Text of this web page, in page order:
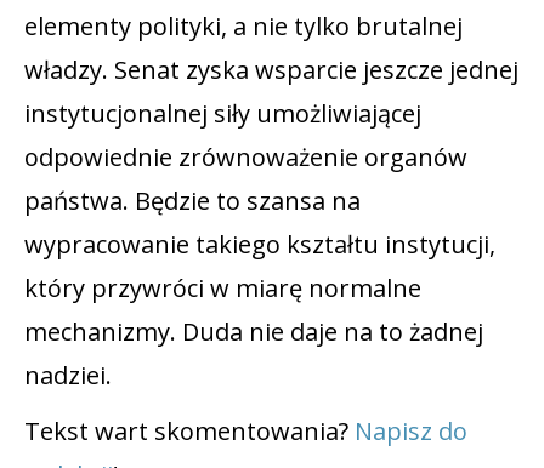
elementy polityki, a nie tylko brutalnej
władzy. Senat zyska wsparcie jeszcze jednej
instytucjonalnej siły umożliwiającej
odpowiednie zrównoważenie organów
państwa. Będzie to szansa na
wypracowanie takiego kształtu instytucji,
który przywróci w miarę normalne
mechanizmy. Duda nie daje na to żadnej
nadziei.
Tekst wart skomentowania? Napisz do